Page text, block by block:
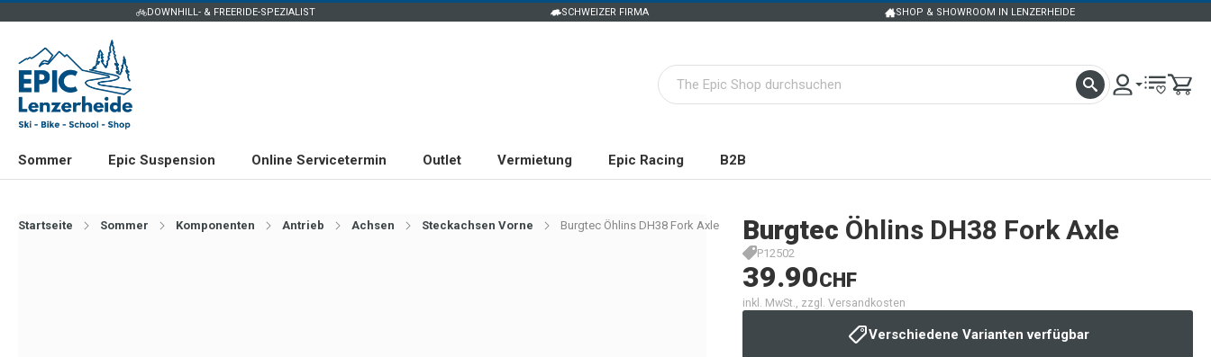
DOWNHILL- & FREERIDE-SPEZIALIST SCHWEIZER FIRMA SHOP & SHOWROOM IN LENZERHEIDE
Sommer Epic Suspension Online Servicetermin Outlet Vermietung Epic Racing B2B
Startseite Sommer Komponenten Antrieb Achsen Steckachsen Vorne Burgtec Öhlins DH38 Fork Axle Burgtec Öhlins DH38 Fork Axle
P12502
39.90CHF
inkl. MwSt., zzgl. Versandkosten
Verschiedene Varianten verfügbar